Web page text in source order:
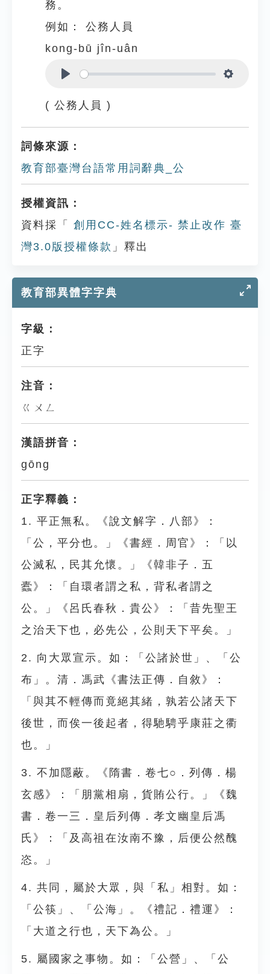
務。
例如：
公務人員
kong-bū jîn-uân
( 公務人員 )
詞條來源：
教育部臺灣台語常用詞辭典_公
授權資訊：
資料採「
創用CC-姓名標示- 禁止改作 臺
灣3.0版授權條款 」釋出
教育部異體字字典
字級：
正字
注音：
ㄍㄨㄥ
漢語拼音：
gōng
正字釋義：
1. 平正無私。《說文解字．八部》：
「公，平分也。」《書經．周官》：「以
公滅私，民其允懷。」《韓非子．五
蠹》：「自環者謂之私，背私者謂之
公。」《呂氏春秋．貴公》：「昔先聖王
之治天下也，必先公，公則天下平矣。」
2. 向大眾宣示。如：「公諸於世」、「公
布」。清．馮武《書法正傳．自敘》：
「與其不輕傳而竟絕其緒，孰若公諸天下
後世，而俟一後起者，得馳騁乎康莊之衢
也。」
3. 不加隱蔽。《隋書．卷七○．列傳．楊
玄感》：「朋黨相扇，貨賄公行。」《魏
書．卷一三．皇后列傳．孝文幽皇后馮
氏》：「及高祖在汝南不豫，后便公然醜
恣。」
4. 共同，屬於大眾，與「私」相對。如：
「公筷」、「公海」。《禮記．禮運》：
「大道之行也，天下為公。」
5. 屬國家之事物。如：「公營」、「公